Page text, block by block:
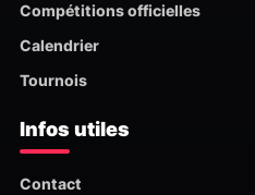
Compétitions officielles
Calendrier
Tournois
Infos utiles
Contact